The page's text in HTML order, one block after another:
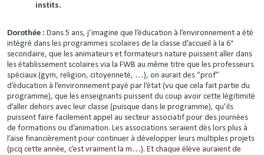
instits.
Dorothée : Dans 5 ans, j’imagine que l’éducation à l’environnement a été
intégré dans les programmes scolaires de la classe d’accueil à la 6°
secondaire, que les animateurs et formateurs nature puissent aller dans
les établissement scolaires via la FWB au même titre que les professeurs
spéciaux (gym, religion, citoyenneté, …), on aurait des “prof”
d’éducation à l’environnement payé par l’état (vu que cela fait partie du
programme), que les enseignants puissent du coup avoir cette légitimité
d’aller dehors avec leur classe (puisque dans le programme), qu’ils
puissent faire facilement appel au secteur associatif pour des journées
de formations ou d’animation. Les associations seraient dès lors plus à
l’aise financièrement pour continuer à développer leurs multiples projets
(pcq cette année, c’est vraiment la m…). Et chaque élève auraient de